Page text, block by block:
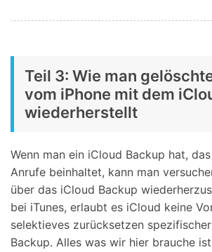
Teil 3: Wie man
vom iPhone mit dem
wiederherstellt
Wenn man ein iCloud Backup hat,
Anrufe beinhaltet, kann man
über das iCloud Backup
bei iTunes, erlaubt es iCloud keine
selektieves zurücksetzen
Backup. Alles was wir hier brauche